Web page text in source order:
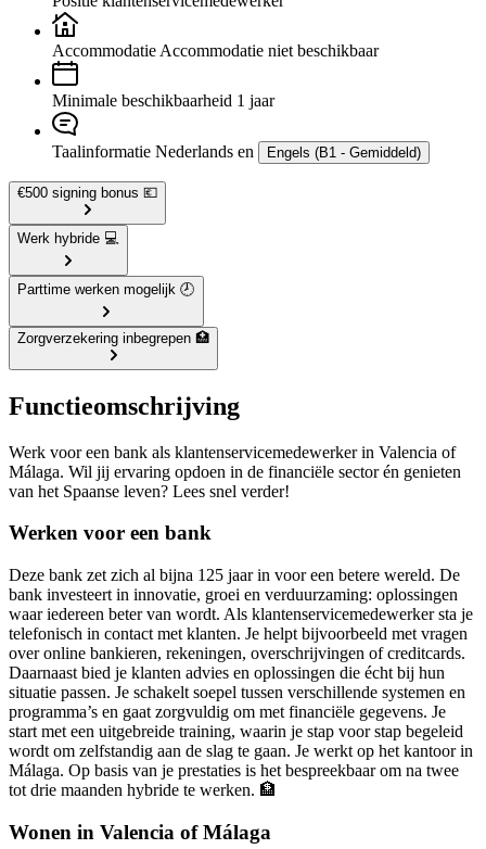
Accommodatie Accommodatie niet beschikbaar
Minimale beschikbaarheid 1 jaar
Taalinformatie Nederlands en Engels (B1 - Gemiddeld)
€500 signing bonus 💶
Werk hybride 💻
Parttime werken mogelijk 🕗
Zorgverzekering inbegrepen 🏥
Functieomschrijving
Werk voor een bank als klantenservicemedewerker in Valencia of
Málaga. Wil jij ervaring opdoen in de financiële sector én genieten
van het Spaanse leven? Lees snel verder!
Werken voor een bank
Deze bank zet zich al bijna 125 jaar in voor een betere wereld. De
bank investeert in innovatie, groei en verduurzaming: oplossingen
waar iedereen beter van wordt. Als klantenservicemedewerker sta je
telefonisch in contact met klanten. Je helpt bijvoorbeeld met vragen
over online bankieren, rekeningen, overschrijvingen of creditcards.
Daarnaast bied je klanten advies en oplossingen die écht bij hun
situatie passen. Je schakelt soepel tussen verschillende systemen en
programma’s en gaat zorgvuldig om met financiële gegevens. Je
start met een uitgebreide training, waarin je stap voor stap begeleid
wordt om zelfstandig aan de slag te gaan. Je werkt op het kantoor in
Málaga. Op basis van je prestaties is het bespreekbaar om na twee
tot drie maanden hybride te werken. 🏦
Wonen in Valencia of Málaga